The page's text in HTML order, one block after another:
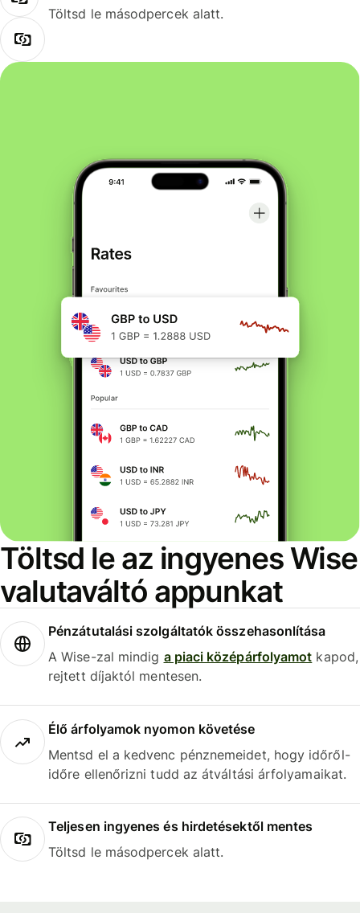
Töltsd le másodpercek alatt.
Töltsd le az ingyenes Wise
valutaváltó appunkat
Pénzátutalási szolgáltatók összehasonlítása
A Wise-zal mindig a piaci középárfolyamot kapod,
rejtett díjaktól mentesen.
Élő árfolyamok nyomon követése
Mentsd el a kedvenc pénznemeidet, hogy időről-
időre ellenőrizni tudd az átváltási árfolyamaikat.
Teljesen ingyenes és hirdetésektől mentes
Töltsd le másodpercek alatt.